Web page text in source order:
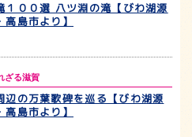
１００選 八ツ淵の滝【びわ湖源
高島市より】
ざる滋賀
辺の万葉歌碑を巡る【びわ湖源
高島市より】